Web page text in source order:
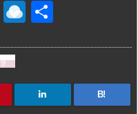
Fl R
n
dr
o
B!